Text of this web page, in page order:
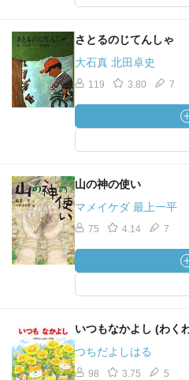
さとるのじてんしゃ
大石真 北田卓史
119 3.80 7
山の神の使い
マメイケダ 最上一平
75 4.14 7
いつもなかよし (わく
つちだよしはる
98 3.75 5